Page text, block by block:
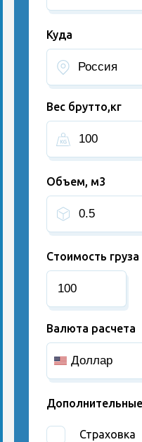
Куда
Вес брутто,кг
Объем, м3
Стоимость
Валюта расчета
Дополнительные
Страховка